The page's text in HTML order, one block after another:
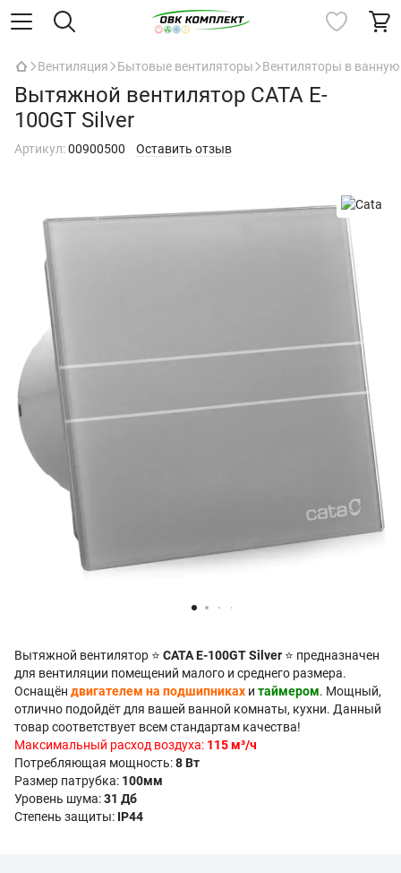
Вентиляция Бытовые вентиляторы Вентиляторы в
Вытяжной вентилятор CATA E-
100GT Silver
Артикул:00900500 Оставить отзыв
Вытяжной вентилятор ⭐ CATA E-100GT Silver ⭐ предназначен
для вентиляции помещений малого и среднего размера.
Оснащён двигателем на подшипниках и таймером. Мощный,
отлично подойдёт для вашей ванной комнаты, кухни. Данный
товар соответствует всем стандартам качества!
Максимальный расход воздуха: 115 м³/ч
Потребляющая мощность:8 Вт
Размер патрубка: 100мм
Уровень шума:31 Дб
Степень защиты: IP44